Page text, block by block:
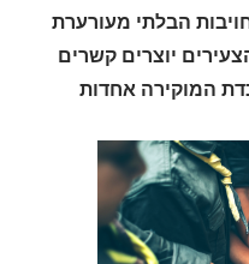
הבלתי מעורערת
יוצרים קשרים
המוקירה אחדות